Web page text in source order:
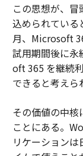
この思想が、
込められている
月、Microsoft
試用期間後に永
oft 365 を継続
できると考えら
その価値の中核
ことにある。
リケーション